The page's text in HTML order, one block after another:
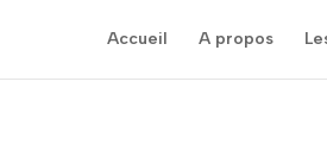
Accueil A propos